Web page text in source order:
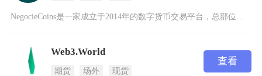
Web3.World
期货 场外 现货
查看